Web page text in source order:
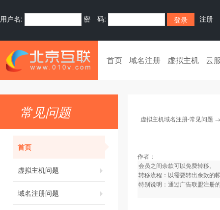
用户名: 密 码: 注册
首页 域名注册 虚拟主机 云
常见问题
首页
虚拟主机问题
域名注册问题
虚拟主机域名注册-常见问题
作者：
会员之间余款可以免费转移。
转移流程：以需要转出余款的
特别说明：通过广告联盟注册